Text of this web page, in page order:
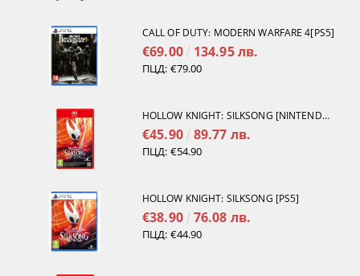
CALL OF DUTY: MODERN WARFARE 4[PS5]
€69.00 134.95 лв.
ПЦД: €79.00
HOLLOW KNIGHT: SILKSONG [NINTENDO SWITCH 2]
€45.90 89.77 лв.
ПЦД: €54.90
HOLLOW KNIGHT: SILKSONG [PS5]
€38.90 76.08 лв.
ПЦД: €44.90